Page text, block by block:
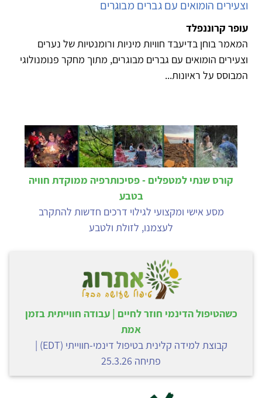
וצעירים הומואים עם גברים מבוגרים
עופר קרוננפלד
המאמר בוחן בדיעבד חוויות מיניות ורומנטיות של נערים
וצעירים הומואים עם גברים מבוגרים, מתוך מחקר פנומנולוגי
המבוסס על ראיונות...
קורס שנתי למטפלים - פסיכותרפיה ממוקדת חוויה
בטבע
מסע אישי ומקצועי לגילוי דרכים חדשות להתקרב
לעצמנו, לזולת ולטבע
כשהטיפול הדינמי חוזר לחיים | עבודה חווייתית בזמן
אמת
קבוצת למידה קלינית בטיפול דינמי-חווייתי (EDT) |
פתיחה 25.3.26